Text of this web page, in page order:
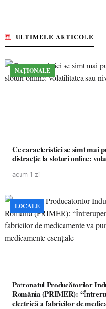
ULTIMELE ARTICOLE
NAȚIONALE
Ce caracteristici se simt mai
distracție la sloturi online:
acum 1 zi
LOCALE
Patronatul Producătorilor
România (PRIMER):
electrică a fabricilor de